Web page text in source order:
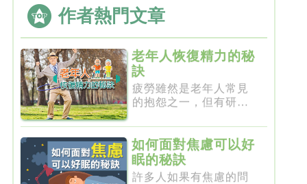
作者熱門文章
老年人恢復精力的秘
訣
疲勞雖然是老年人常見
的抱怨之一，但有研究
如何面對焦慮可以好
眠的秘訣
許多人如果有焦慮的問